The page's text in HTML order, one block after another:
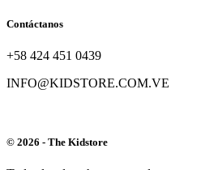
Contáctanos
+58 424 451 0439
INFO@KIDSTORE.COM.VE
© 2026 - The Kidstore